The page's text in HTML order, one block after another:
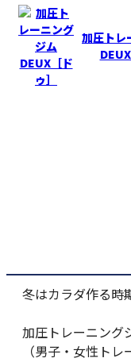
加圧トレ
提供分が届
2019-12-5
ＭＵＳＣＬＥＴＥ
他のプロティンに
シェイクした際
販売開始して１
冬はカラダ作る時
加圧トレーニン
（男子・女性トレ